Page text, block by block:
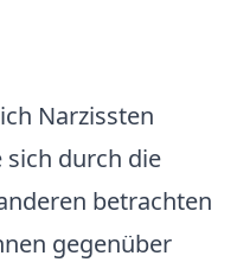
Narzissten
sich durch die
betrachten
gegenüber